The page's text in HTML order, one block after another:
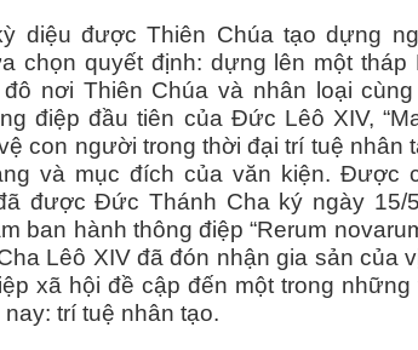
diệu được Thiên Chúa tạo dựng
chọn quyết định: dựng lên một tháp
nơi Thiên Chúa và nhân loại
điệp đầu tiên của Đức Lêô XIV,
con người trong thời đại trí tuệ nhân
và mục đích của văn kiện. Được
được Đức Thánh Cha ký ngày 15/
ban hành thông điệp “Rerum
Lêô XIV đã đón nhận gia sản của
xã hội đề cập đến một trong
trí tuệ nhân tạo.